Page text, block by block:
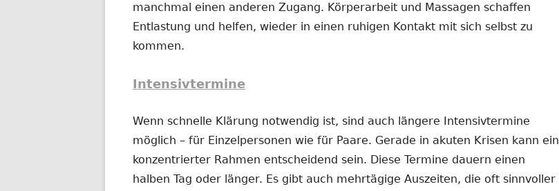
manchmal einen anderen Zugang. Körperarbeit und Massagen schaffen
Entlastung und helfen, wieder in einen ruhigen Kontakt mit sich selbst zu
kommen.
Intensivtermine
Wenn schnelle Klärung notwendig ist, sind auch längere Intensivtermine
möglich – für Einzelpersonen wie für Paare. Gerade in akuten Krisen kann ein
konzentrierter Rahmen entscheidend sein. Diese Termine dauern einen
halben Tag oder länger. Es gibt auch mehrtägige Auszeiten, die oft sinnvoller